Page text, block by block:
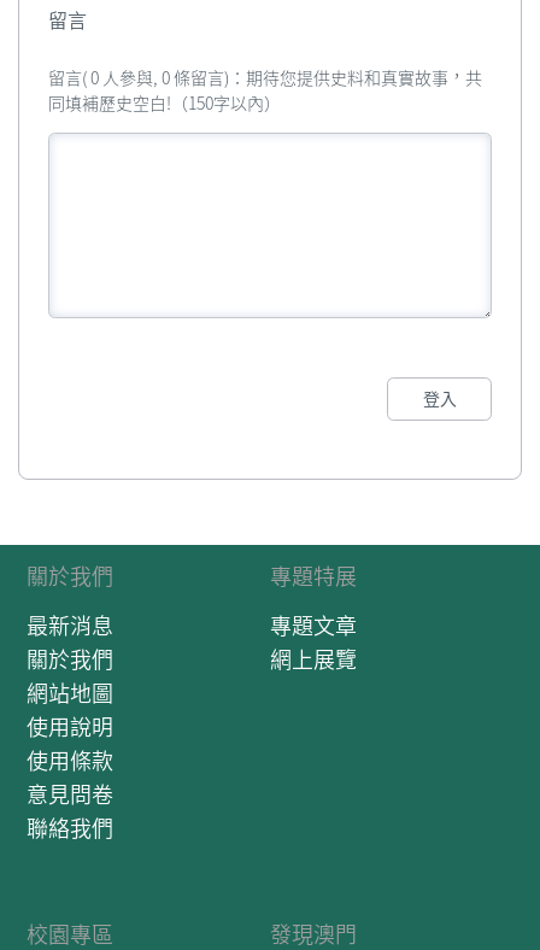
留言
留言( 0 人參與, 0 條留言)：期待您提供史料和真實故事，共
同填補歷史空白!（150字以內）
登入
關於我們
最新消息
關於我們
網站地圖
使用說明
使用條款
意見問卷
聯絡我們
專題特展
專題文章
網上展覽
校園專區
發現澳門